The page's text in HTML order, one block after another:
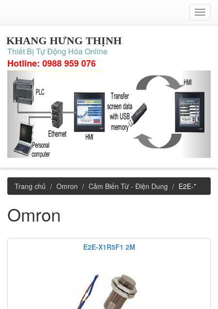
KHANG HƯNG THỊNH
Thiết Bị Tự Động Hóa Online
Hotline: 0988 959 076
Trang chủ Omron Cảm Biến Từ - Điện Dung E2E-*
Omron
E2E-X1R5F1 2M